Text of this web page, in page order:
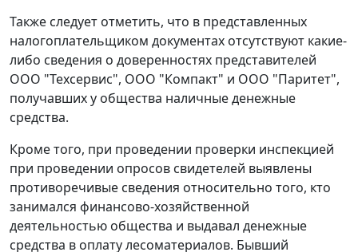
Также следует отметить, что в представленных
налогоплательщиком документах отсутствуют какие-
либо сведения о доверенностях представителей
ООО "Техсервис", ООО "Компакт" и ООО "Паритет",
получавших у общества наличные денежные
средства.
Кроме того, при проведении проверки инспекцией
при проведении опросов свидетелей выявлены
противоречивые сведения относительно того, кто
занимался финансово-хозяйственной
деятельностью общества и выдавал денежные
средства в оплату лесоматериалов. Бывший